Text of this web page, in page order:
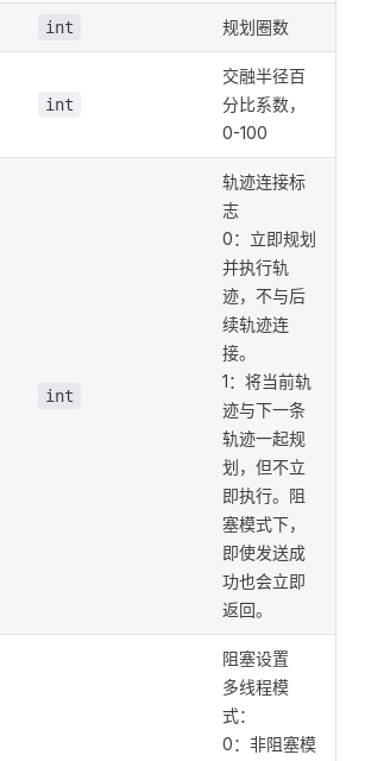
int 规划圈数
int
交融半径百
分比系数，
0-100
int
轨迹连接标
志
0：立即规划
并执行轨
迹，不与后
续轨迹连
接。
1：将当前轨
迹与下一条
轨迹一起规
划，但不立
即执行。阻
塞模式下，
即使发送成
功也会立即
返回。
阻塞设置
多线程模
式：
0：非阻塞模